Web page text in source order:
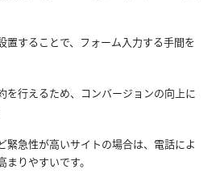
置することで、フォーム入力する手間を
を行えるため、コンバージョンの向上に
緊急性が高いサイトの場合は、電話によ
りやすいです。